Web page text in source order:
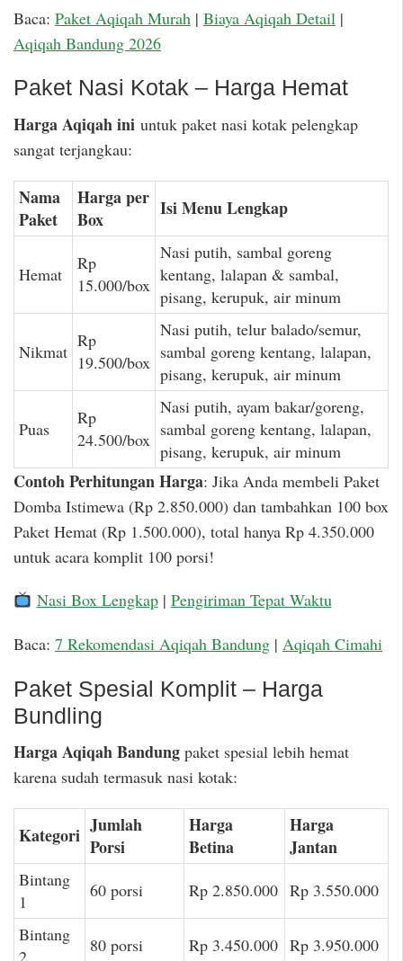
Baca: Paket Aqiqah Murah | Biaya Aqiqah Detail |
Aqiqah Bandung 2026
Paket Nasi Kotak – Harga Hemat
Harga Aqiqah ini untuk paket nasi kotak pelengkap
sangat terjangkau:
Nama
Paket
Harga per
Box
Isi Menu Lengkap
Hemat
Rp
15.000/box
Nasi putih, sambal goreng
kentang, lalapan & sambal,
pisang, kerupuk, air minum
Nikmat
Rp
19.500/box
Nasi putih, telur balado/semur,
sambal goreng kentang, lalapan,
pisang, kerupuk, air minum
Puas
Rp
24.500/box
Nasi putih, ayam bakar/goreng,
sambal goreng kentang, lalapan,
pisang, kerupuk, air minum
Contoh Perhitungan Harga: Jika Anda membeli Paket
Domba Istimewa (Rp 2.850.000) dan tambahkan 100 box
Paket Hemat (Rp 1.500.000), total hanya Rp 4.350.000
untuk acara komplit 100 porsi!
Nasi Box Lengkap| Pengiriman Tepat Waktu
Baca: 7 Rekomendasi Aqiqah Bandung | Aqiqah Cimahi
Paket Spesial Komplit – Harga
Bundling
Harga Aqiqah Bandung paket spesial lebih hemat
karena sudah termasuk nasi kotak:
Kategori Jumlah
Porsi
Harga
Betina
Harga
Jantan
Bintang
1
60 porsi Rp 2.850.000 Rp 3.550.000
Bintang
2
80 porsi Rp 3.450.000 Rp 3.950.000